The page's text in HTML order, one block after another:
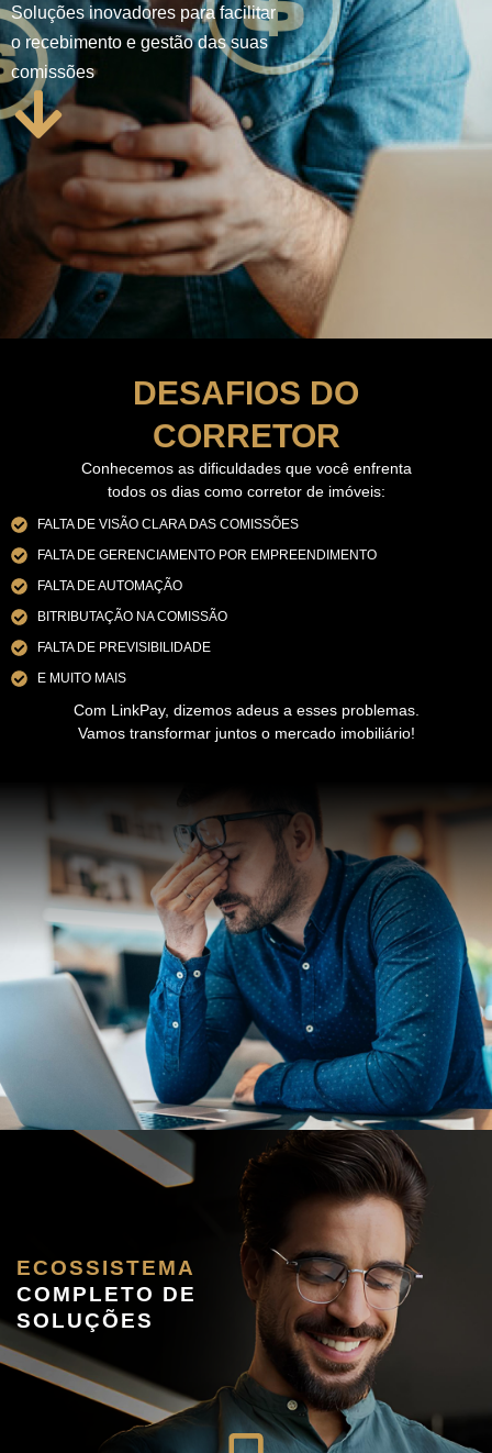
Soluções inovadores para facilitar
o recebimento e gestão das suas
comissões
DESAFIOS DO
CORRETOR
Conhecemos as dificuldades que você enfrenta
todos os dias como corretor de imóveis:
FALTA DE VISÃO CLARA DAS COMISSÕES
FALTA DE GERENCIAMENTO POR EMPREENDIMENTO
FALTA DE AUTOMAÇÃO
BITRIBUTAÇÃO NA COMISSÃO
FALTA DE PREVISIBILIDADE
E MUITO MAIS
Com LinkPay, dizemos adeus a esses problemas.
Vamos transformar juntos o mercado imobiliário!
ECOSSISTEMA
COMPLETO DE
SOLUÇÕES